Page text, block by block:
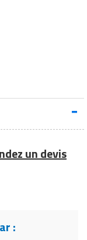
un devis
: